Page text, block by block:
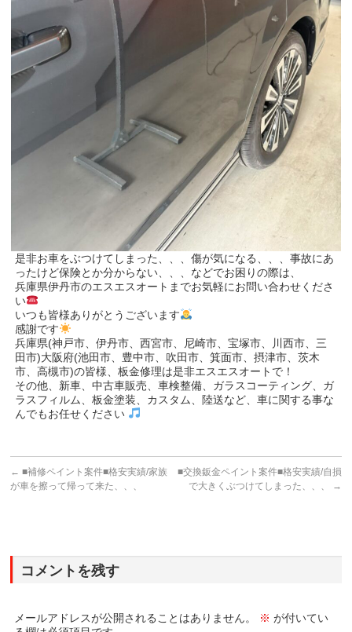
是非お車をぶつけてしまった、、、傷が気になる、、、事故にあ
ったけど保険とか分からない、、、などでお困りの際は、
兵庫県伊丹市のエスエスオートまでお気軽にお問い合わせくださ
い
いつも皆様ありがとうございます
感謝です
兵庫県(神戸市、伊丹市、西宮市、尼崎市、宝塚市、川西市、三
田市)大阪府(池田市、豊中市、吹田市、箕面市、摂津市、茨木
市、高槻市)の皆様、板金修理は是非エスエスオートで！
その他、新車、中古車販売、車検整備、ガラスコーティング、ガ
ラスフィルム、板金塗装、カスタム、陸送など、車に関する事な
んでもお任せください
← ■補修ペイント案件■格安実績/家族
が車を擦って帰って来た、、、
■交換鈑金ペイント案件■格安実績/自損
で大きくぶつけてしまった、、、
→
コメントを残す
メールアドレスが公開されることはありません。 ※ が付いてい